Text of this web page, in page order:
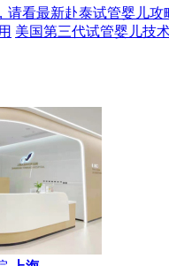
请看最新赴泰试管婴儿攻
美国第三代试管婴儿技